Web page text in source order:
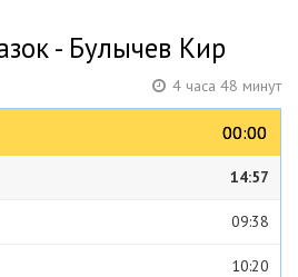
- Булычев Кир
4 часа 48 минут
00:00
00:00
14:57
09:38
10:20